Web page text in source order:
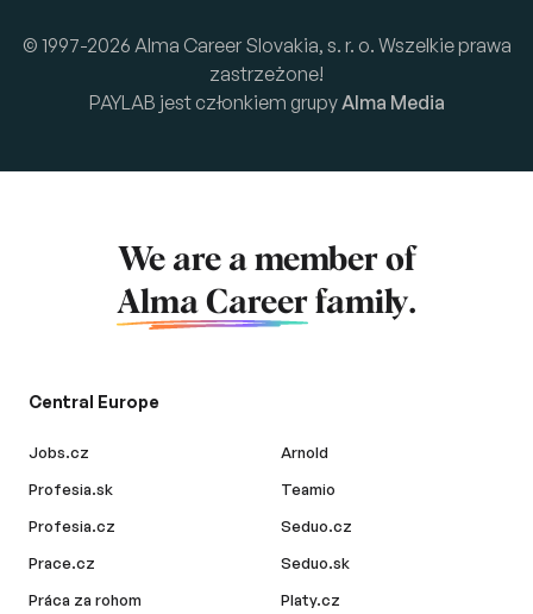
© 1997-2026 Alma Career Slovakia, s. r. o. Wszelkie prawa
zastrzeżone!
PAYLAB jest członkiem grupy Alma Media
We are a member of
Alma Career family.
Central Europe
Jobs.cz
Profesia.sk
Profesia.cz
Prace.cz
Práca za rohom
Arnold
Teamio
Seduo.cz
Seduo.sk
Platy.cz